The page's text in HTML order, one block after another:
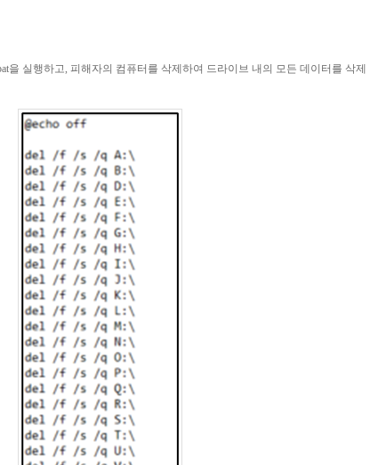
을 실행하고, 피해자의 컴퓨터를 삭제하여 드라이브 내의 모든 데이터를 삭제